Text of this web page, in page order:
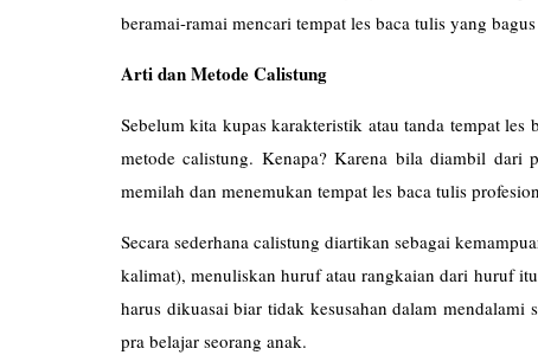
beramai-ramai mencari tempat les baca tulis yang
Arti dan Metode Calistung
Sebelum kita kupas karakteristik atau tanda tempat
metode calistung. Kenapa? Karena bila diambil dari
memilah dan menemukan tempat les baca tulis
Secara sederhana calistung diartikan sebagai
kalimat), menuliskan huruf atau rangkaian dari huruf
harus dikuasai biar tidak kesusahan dalam mendalami
pra belajar seorang anak.